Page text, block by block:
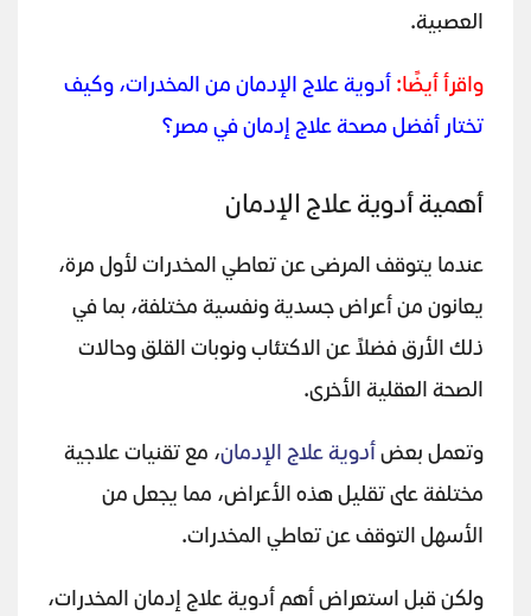
العصبية.
واقرأ أيضًا: أدوية علاج الإدمان من المخدرات، وكيف
تختار أفضل مصحة علاج إدمان في مصر؟
أهمية أدوية علاج الإدمان
عندما يتوقف المرضى عن تعاطي المخدرات لأول مرة،
يعانون من أعراض جسدية ونفسية مختلفة، بما في
ذلك الأرق فضلاً عن الاكتئاب ونوبات القلق وحالات
الصحة العقلية الأخرى.
وتعمل بعض أدوية علاج الإدمان، مع تقنيات علاجية
مختلفة على تقليل هذه الأعراض، مما يجعل من
الأسهل التوقف عن تعاطي المخدرات.
ولكن قبل استعراض أهم أدوية علاج إدمان المخدرات،